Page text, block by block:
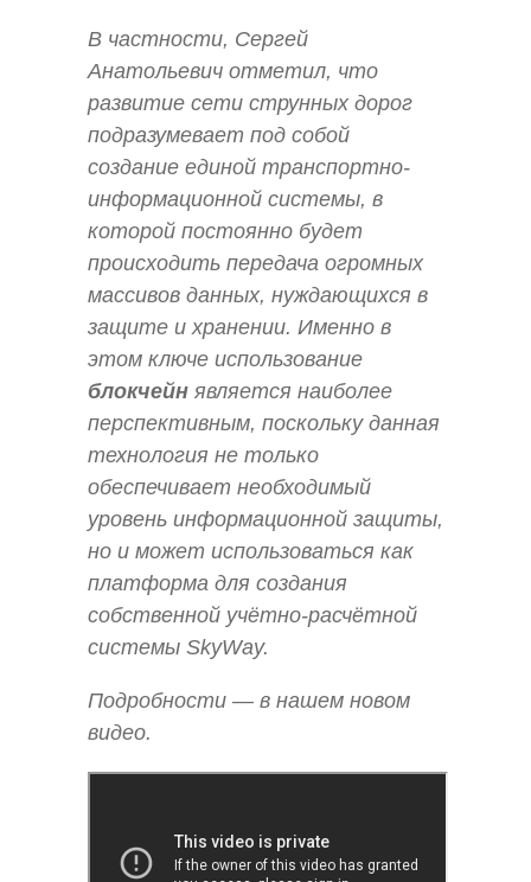
В частности, Сергей
Анатольевич отметил, что
развитие сети струнных дорог
подразумевает под собой
создание единой транспортно-
информационной системы, в
которой постоянно будет
происходить передача огромных
массивов данных, нуждающихся в
защите и хранении. Именно в
этом ключе использование
блокчейн является наиболее
перспективным, поскольку данная
технология не только
обеспечивает необходимый
уровень информационной защиты,
но и может использоваться как
платформа для создания
собственной учётно-расчётной
системы SkyWay.
Подробности — в нашем новом
видео.